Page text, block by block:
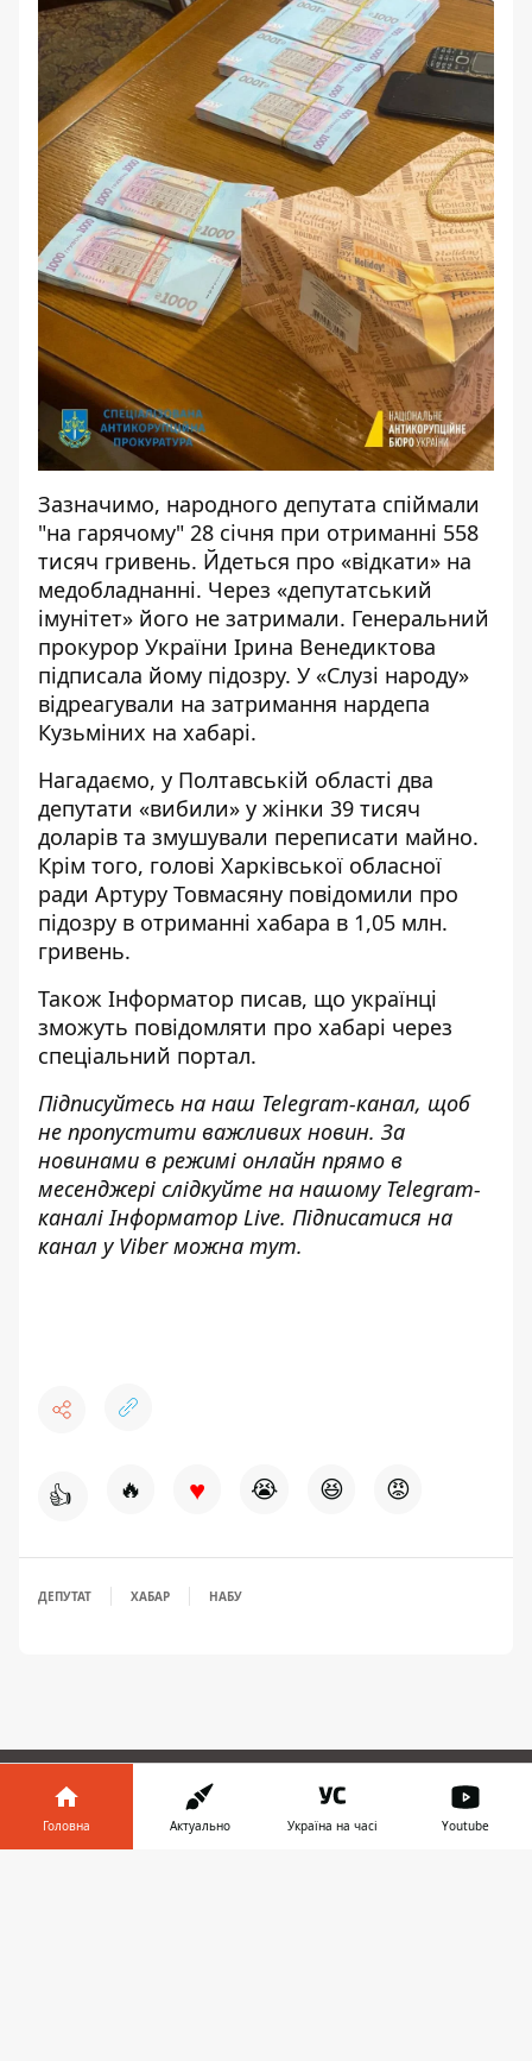
Зазначимо, народного депутата спіймали
"на гарячому" 28 січня при отриманні 558
тисяч гривень. Йдеться про «відкати» на
медобладнанні. Через «депутатський
імунітет» його не затримали. Генеральний
прокурор України Ірина Венедиктова
підписала йому підозру. У «Слузі народу»
відреагували на затримання нардепа
Кузьміних на хабарі.
Нагадаємо, у Полтавській області два
депутати «вибили» у жінки 39 тисяч
доларів та змушували переписати майно.
Крім того, голові Харківської обласної
ради Артуру Товмасяну повідомили про
підозру в отриманні хабара в 1,05 млн.
гривень.
Також Інформатор писав, що українці
зможуть повідомляти про хабарі через
спеціальний портал.
Підписуйтесь на наш Telegram-канал, щоб
не пропустити важливих новин. За
новинами в режимі онлайн прямо в
месенджері слідкуйте на нашому Telegram-
каналіІнформатор Live. Підписатися на
канал у Viber можна тут.
👍 🔥 ♥ 😭 😆 😡
ДЕПУТАТ ХАБАР НАБУ
ЗАПРОПОНУВАТИ НОВИНУ
Головна Актуально Україна на часі Youtube